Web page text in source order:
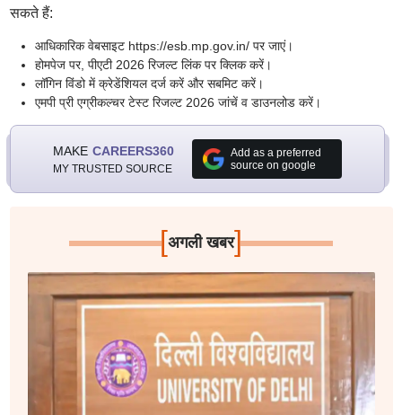
सकते हैं:
आधिकारिक वेबसाइट https://esb.mp.gov.in/ पर जाएं।
होमपेज पर, पीएटी 2026 रिजल्ट लिंक पर क्लिक करें।
लॉगिन विंडो में क्रेडेंशियल दर्ज करें और सबमिट करें।
एमपी प्री एग्रीकल्चर टेस्ट रिजल्ट 2026 जांचें व डाउनलोड करें।
MAKE CAREERS360
MY TRUSTED SOURCE
Add as a preferred
source on google
[अगली खबर]